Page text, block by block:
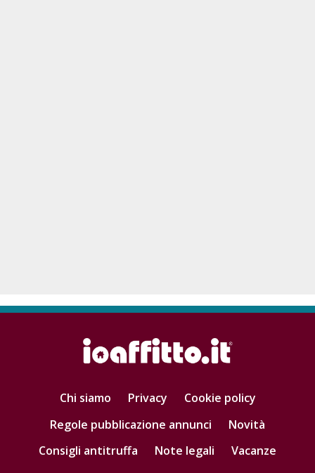
Chi siamo Privacy
Cookie policy
Regole pubblicazione annunci
Novità
Consigli antitruffa
Note legali
Vacanze